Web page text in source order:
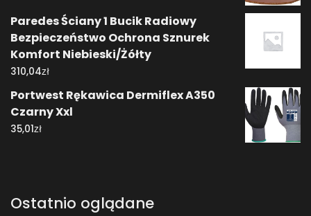
Paredes Ściany 1 Bucik Radiowy
Bezpieczeństwo Ochrona Sznurek
Komfort Niebieski/Żółty
310,04zł
Portwest Rękawica Dermiflex A350
Czarny Xxl
35,01zł
Ostatnio oglądane